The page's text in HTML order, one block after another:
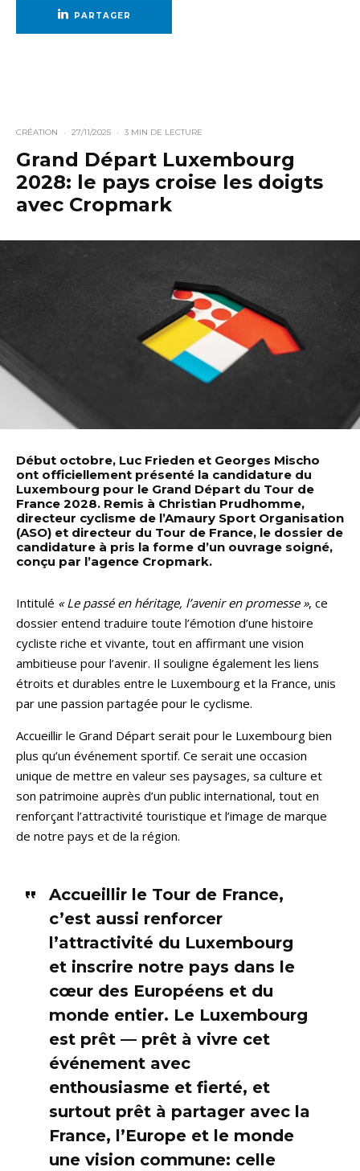
PARTAGER
CRÉATION · 27/11/2025 · 3 MIN DE LECTURE
Grand Départ Luxembourg
2028: le pays croise les doigts
avec Cropmark
Début octobre, Luc Frieden et Georges Mischo
ont officiellement présenté la candidature du
Luxembourg pour le Grand Départ du Tour de
France 2028. Remis à Christian Prudhomme,
directeur cyclisme de l’Amaury Sport Organisation
(ASO) et directeur du Tour de France, le dossier de
candidature à pris la forme d’un ouvrage soigné,
conçu par l’agence Cropmark.
Intitulé « Le passé en héritage, l’avenir en promesse », ce
dossier entend traduire toute l’émotion d’une histoire
cycliste riche et vivante, tout en affirmant une vision
ambitieuse pour l’avenir. Il souligne également les liens
étroits et durables entre le Luxembourg et la France, unis
par une passion partagée pour le cyclisme.
Accueillir le Grand Départ serait pour le Luxembourg bien
plus qu’un événement sportif. Ce serait une occasion
unique de mettre en valeur ses paysages, sa culture et
son patrimoine auprès d’un public international, tout en
renforçant l’attractivité touristique et l’image de marque
de notre pays et de la région.
Accueillir le Tour de France,
c’est aussi renforcer
l’attractivité du Luxembourg
et inscrire notre pays dans le
cœur des Européens et du
monde entier. Le Luxembourg
est prêt — prêt à vivre cet
événement avec
enthousiasme et fierté, et
surtout prêt à partager avec la
France, l’Europe et le monde
une vision commune: celle